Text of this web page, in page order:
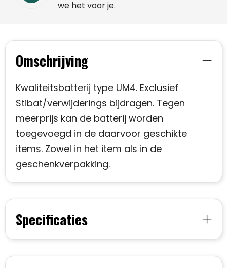
we het voor je.
Omschrijving
Kwaliteitsbatterij type UM4. Exclusief
Stibat/verwijderings bijdragen. Tegen
meerprijs kan de batterij worden
toegevoegd in de daarvoor geschikte
items. Zowel in het item als in de
geschenkverpakking.
Specificaties